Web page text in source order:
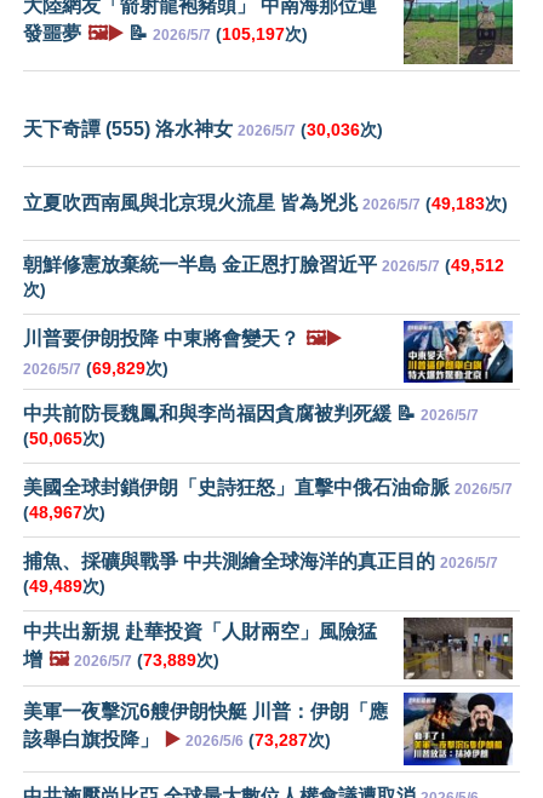
大陸網友「箭射龍袍豬頭」 中南海那位連
發噩夢 🖼️▶️ 📝 2026/5/7 (105,197次)
天下奇譚 (555) 洛水神女 2026/5/7 (30,036次)
立夏吹西南風與北京現火流星 皆為兇兆 2026/5/7 (49,183次)
朝鮮修憲放棄統一半島 金正恩打臉習近平 2026/5/7 (49,512
次)
川普要伊朗投降 中東將會變天？ 🖼️▶️
2026/5/7 (69,829次)
中共前防長魏鳳和與李尚福因貪腐被判死緩 📝 2026/5/7
(50,065次)
美國全球封鎖伊朗「史詩狂怒」直擊中俄石油命脈 2026/5/7
(48,967次)
捕魚、採礦與戰爭 中共測繪全球海洋的真正目的 2026/5/7
(49,489次)
中共出新規 赴華投資「人財兩空」風險猛
增 🖼️ 2026/5/7 (73,889次)
美軍一夜擊沉6艘伊朗快艇 川普：伊朗「應
該舉白旗投降」
▶️ 2026/5/6 (73,287次)